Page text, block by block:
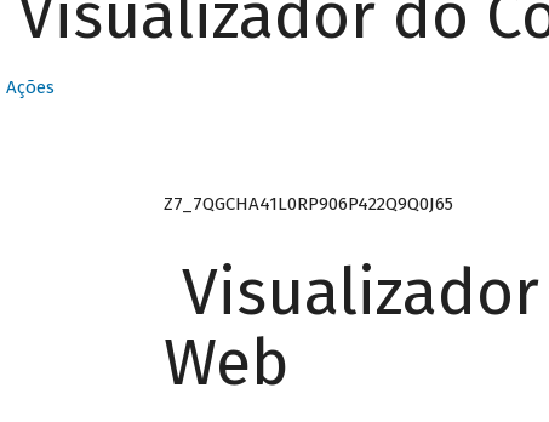
Visualizador do
Ações
Z7_7QGCHA41L0RP906P422Q9Q0J65
Web